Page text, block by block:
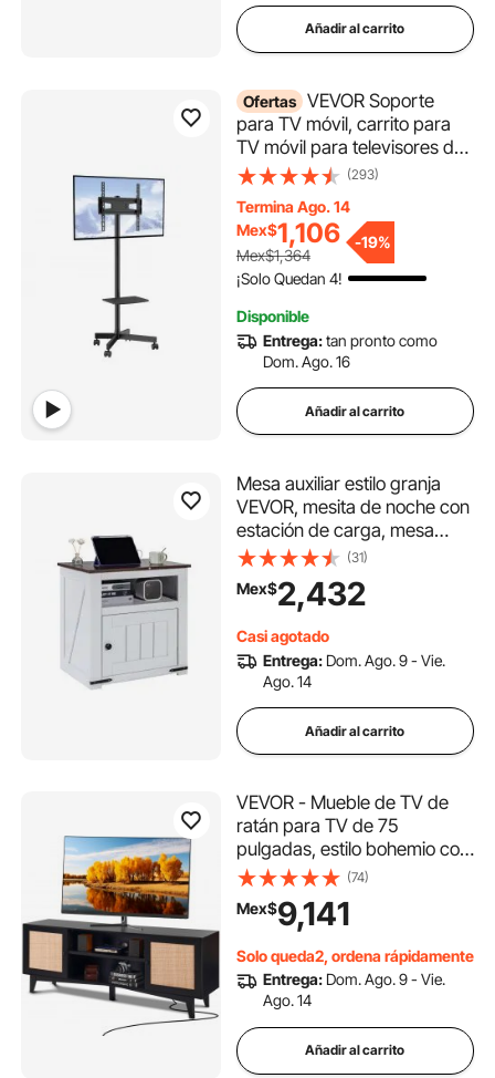
Añadir al carrito
Ofertas VEVOR Soporte
para TV móvil, carrito para
TV móvil para televisores de
23 a 60 pulgadas, soporte
altura con ruedas, con
bandeja para dispositivos
audiovisuales, soporte para
TV rodante con soporte para
dormitorio, sala de estar
(293)
Termina Ago. 14
Mex$1,106
Mex$1,364
-19%
¡Solo Quedan 4!
Disponible
Entrega:tan pronto como
Dom. Ago. 16
Añadir al carrito
Mesa auxiliar estilo granja
VEVOR, mesita de noche con
estación de carga, mesa
auxiliar de 3 niveles con
armario de almacenamiento,
mesa auxiliar con puertos
salón y dormitorio, color
blanco
(31)
Mex$2,432
Casi agotado
Entrega: Dom. Ago. 9 - Vie.
Ago. 14
Añadir al carrito
VEVOR - Mueble de TV de
ratán para TV de 75
pulgadas, estilo bohemio con
puerta de ratán, centro de
entretenimiento con enchufe
integrado, mueble de
consola de TV moderna para
sala de estar y sala
multimedia, color negro
(74)
Mex$9,141
Solo queda2, ordena rápidamente
Entrega: Dom. Ago. 9 - Vie.
Ago. 14
Añadir al carrito